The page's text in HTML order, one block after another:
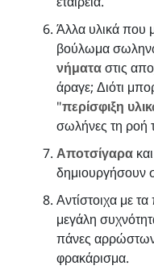
Άλλα υλικά που
βούλωμα
νήματαστις
άραγε; Διότι
"περίσφιξη
σωλήνες τη ροή
Αποτσίγαρα
δημιουργήσουν
Αντίστοιχα με
μεγάλη
πάνες
φρακάρισμα.